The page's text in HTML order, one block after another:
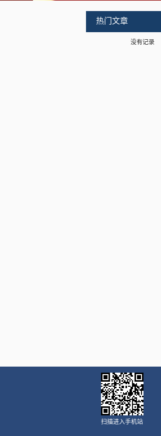
热门文章
没有记录
扫描进入手机站